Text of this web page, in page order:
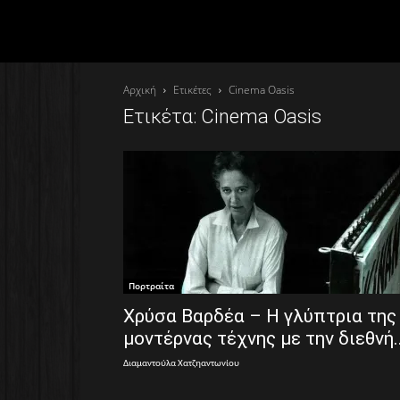
Αρχική Ετικέτες Cinema Oasis
Ετικέτα: Cinema Oasis
Πορτραίτα
Χρύσα Βαρδέα – Η γλύπτρια της
μοντέρνας τέχνης με την
Διαμαντούλα Χατζηαντωνίου